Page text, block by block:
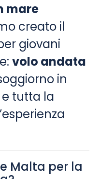
mare
creato il
giovani
volo andata
in
e tutta la
Malta per la